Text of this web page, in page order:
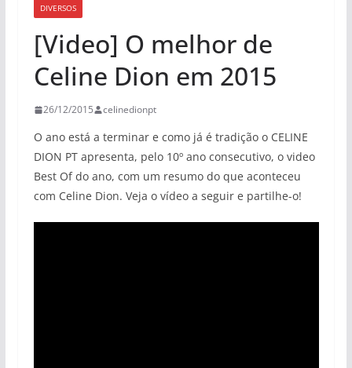
DIVERSOS
[Video] O melhor de
Celine Dion em 2015
26/12/2015 celinedionpt
O ano está a terminar e como já é tradição o CELINE
DION PT apresenta, pelo 10º ano consecutivo, o video
Best Of do ano, com um resumo do que aconteceu
com Celine Dion. Veja o vídeo a seguir e partilhe-o!